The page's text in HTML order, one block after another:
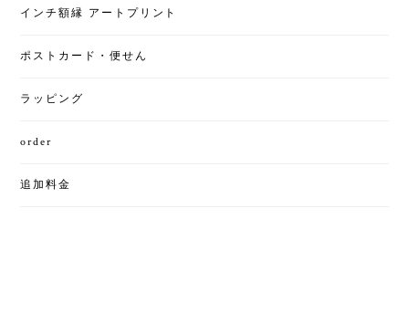
インチ額縁 アートプリント
ポストカード・便せん
ラッピング
order
追加料金